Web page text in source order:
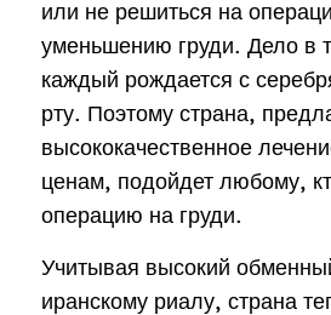
или не решиться на
уменьшению груди. Дело в
каждый рождается с
рту. Поэтому страна,
высококачественное
ценам, подойдет любому,
операцию на груди.
Учитывая высокий
иранскому риалу, страна